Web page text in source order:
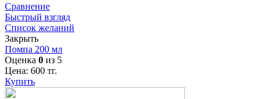
Сравнение
Быстрый взгляд
Список желаний
Закрыть
Помпа 200 мл
Оценка 0 из 5
Цена: 600 тг.
Купить